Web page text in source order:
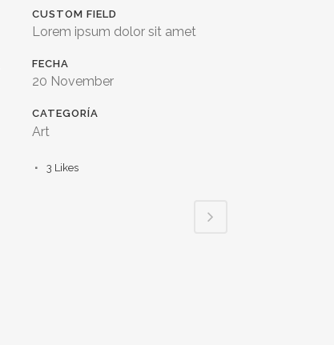
CUSTOM FIELD
Lorem ipsum dolor sit amet
FECHA
20 November
CATEGORÍA
Art
3 Likes